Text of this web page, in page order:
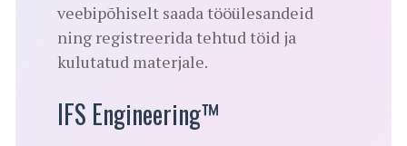
veebipõhiselt saada tööülesandeid
ning registreerida tehtud töid ja
kulutatud materjale.
IFS Engineering™